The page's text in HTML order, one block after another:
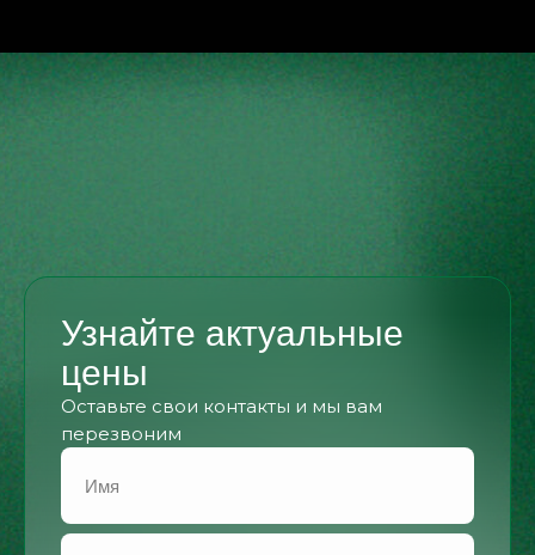
Узнайте актуальные
цены
Оставьте свои контакты и мы вам
перезвоним